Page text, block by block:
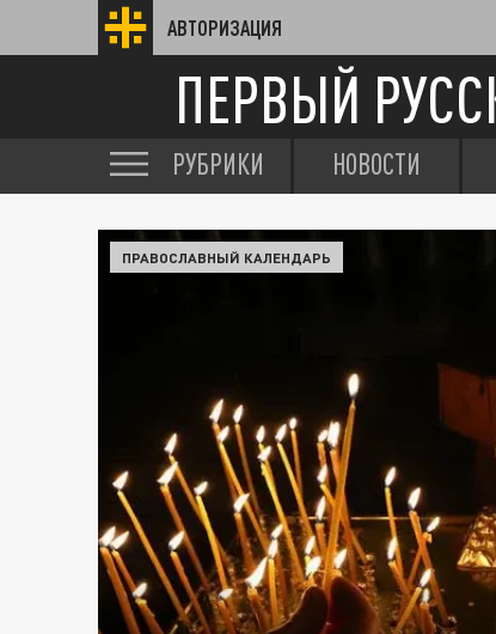
АВТОРИЗАЦИЯ
ПЕРВЫЙ
РУБРИКИ НОВОСТИ
ПРАВОСЛАВНЫЙ КАЛЕНДАРЬ